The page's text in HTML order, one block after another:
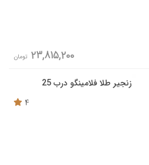
23,815,200 تومان
زنجیر طلا فلامینگو درب 25
4